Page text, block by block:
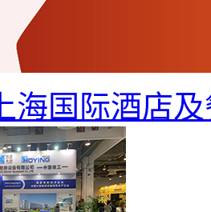
海国际酒店